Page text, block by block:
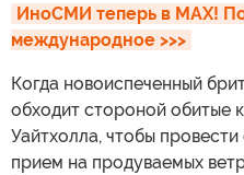
ИноСМИ теперь в MAX!
международное >>>
Когда новоиспеченный
обходит стороной обитые
Уайтхолла, чтобы
прием на продуваемых